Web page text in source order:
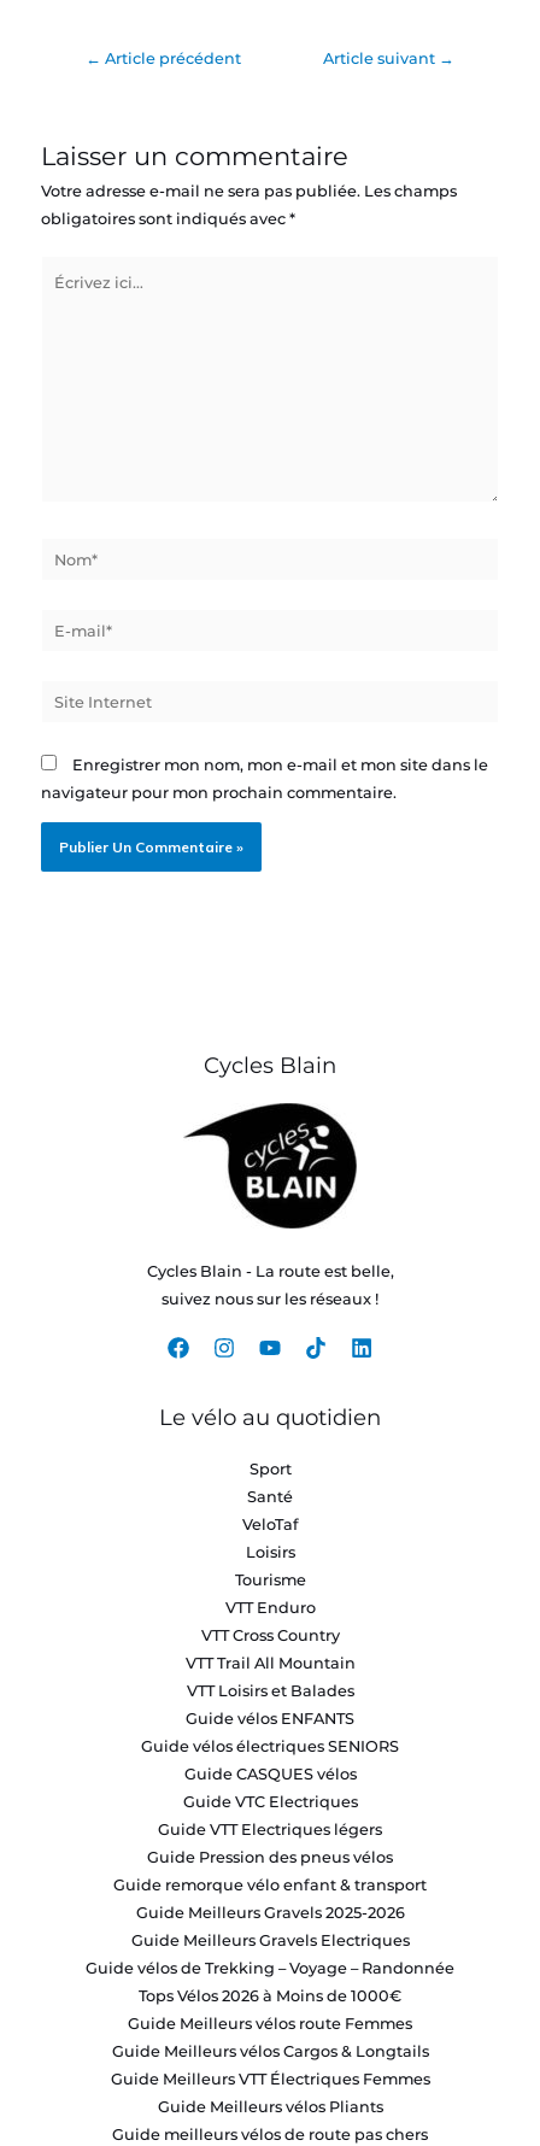
← Article précédent Article suivant →
Laisser un commentaire
Votre adresse e-mail ne sera pas publiée. Les champs
obligatoires sont indiqués avec*
Nom*
E-
Site
Enregistrer mon nom, mon e-mail et mon site dans le
navigateur pour mon prochain commentaire.
Cycles Blain
Cycles Blain - La route est belle,
suivez nous sur les réseaux !
Le vélo au quotidien
Sport
Santé
VeloTaf
Loisirs
Tourisme
VTT Enduro
VTT Cross Country
VTT Trail All Mountain
VTT Loisirs et Balades
Guide vélos ENFANTS
Guide vélos électriques SENIORS
Guide CASQUES vélos
Guide VTC Electriques
Guide VTT Electriques légers
Guide Pression des pneus vélos
Guide remorque vélo enfant & transport
Guide Meilleurs Gravels 2025-2026
Guide Meilleurs Gravels Electriques
Guide vélos de Trekking – Voyage – Randonnée
Tops Vélos 2026 à Moins de 1000€
Guide Meilleurs vélos route Femmes
Guide Meilleurs vélos Cargos & Longtails
Guide Meilleurs VTT Électriques Femmes
Guide Meilleurs vélos Pliants
Guide meilleurs vélos de route pas chers